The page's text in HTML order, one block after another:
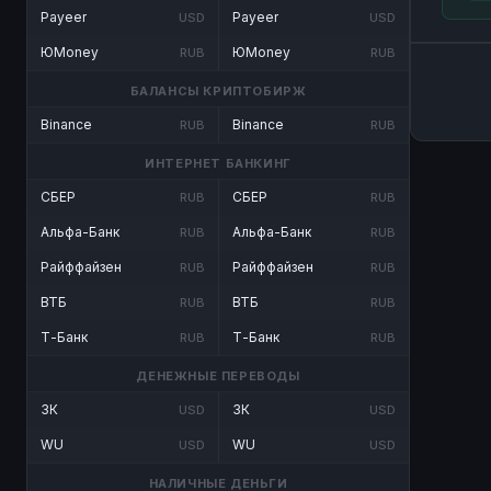
Payeer USD
ЮMoney RUB
Payeer USD
ЮMoney RUB
БАЛАНСЫ КРИПТОБИРЖ
Binance RUB Binance RUB
ИНТЕРНЕТ БАНКИНГ
СБЕР RUB
Альфа-Банк RUB
Райффайзен RUB
ВТБ RUB
Т-Банк RUB
СБЕР RUB
Альфа-Банк RUB
Райффайзен RUB
ВТБ RUB
Т-Банк RUB
ДЕНЕЖНЫЕ ПЕРЕВОДЫ
ЗК USD
WU USD
ЗК USD
WU USD
НАЛИЧНЫЕ ДЕНЬГИ